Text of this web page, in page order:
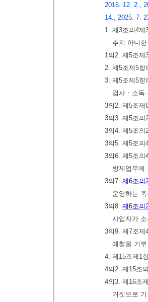
2016. 12. 2.,
14., 2025. 7.
1. 제3조의4
추지 아니
1의2. 제5조
2. 제5조제5
3. 제5조제5항
검사ㆍ소독
3의2. 제5조제
3의3. 제5조의
3의4. 제5조의
3의5. 제5조의
3의6. 제5조의
방제업무에
3의7. 제6조의
운영하는
3의8. 제6조의
사업자가
3의9. 제7조제
예찰을 거
4. 제15조제1
4의2. 제15조
4의3. 제16조
거짓으로